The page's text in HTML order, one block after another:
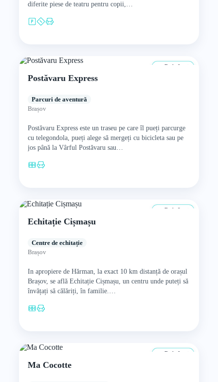
diferite piese de teatru pentru copii,…
De la 0 ani
Postăvaru Express
Parcuri de aventură
Brașov
Postăvaru Express este un traseu pe care îl pueți parcurge
cu telegondola, pueți alege să mergeți cu bicicleta sau pe
jos până la Vârful Postăvaru sau…
De la 8 ani
Echitație Cișmașu
Centre de echitație
Brașov
In apropiere de Hărman, la exact 10 km distanță de orașul
Brașov, se află Echitație Cișmașu, un centru unde puteți să
învățați să călăriți, în familie.…
De la 0 ani
Ma Cocotte